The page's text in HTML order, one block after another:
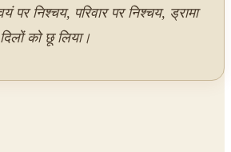
निश्चय, परिवार पर निश्चय, ड्रामा
को छू लिया।